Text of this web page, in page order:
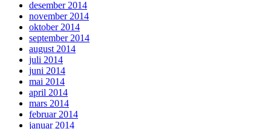
desember 2014
november 2014
oktober 2014
september 2014
august 2014
juli 2014
juni 2014
mai 2014
april 2014
mars 2014
februar 2014
januar 2014